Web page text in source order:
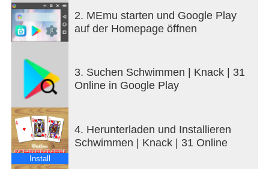
2. MEmu starten und Google Play
auf der Homepage öffnen
3. Suchen Schwimmen | Knack | 31
Online in Google Play
Install
4. Herunterladen und Installieren
Schwimmen | Knack | 31 Online